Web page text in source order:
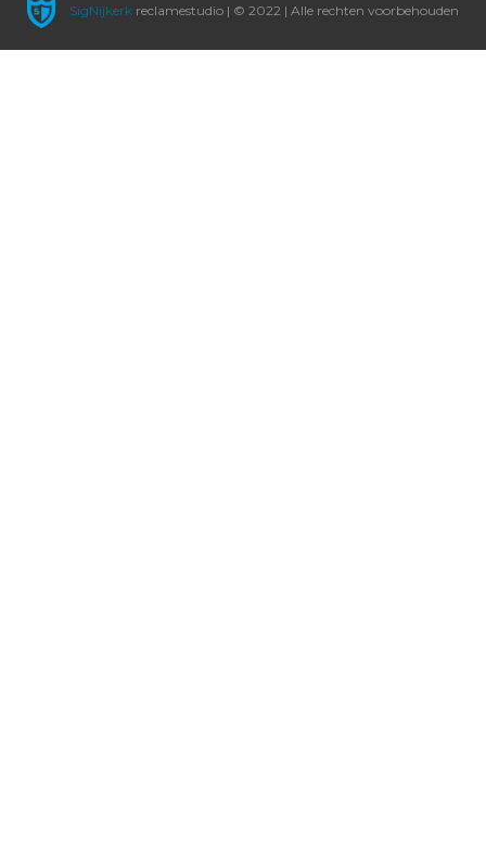
SigNijkerkreclamestudio | © 2022 | Alle rechten voorbehouden